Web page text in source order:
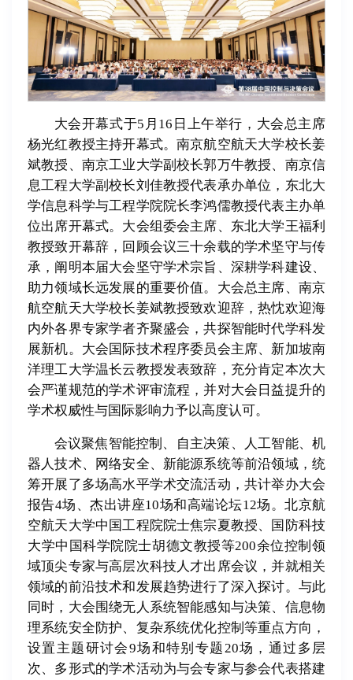
大会开幕式于5月16日上午举行，大会总主席
杨光红教授主持开幕式。南京航空航天大学校长姜
斌教授、南京工业大学副校长郭万牛教授、南京信
息工程大学副校长刘佳教授代表承办单位，东北大
学信息科学与工程学院院长李鸿儒教授代表主办单
位出席开幕式。大会组委会主席、东北大学王福利
教授致开幕辞，回顾会议三十余载的学术坚守与传
承，阐明本届大会坚守学术宗旨、深耕学科建设、
助力领域长远发展的重要价值。大会总主席、南京
航空航天大学校长姜斌教授致欢迎辞，热忱欢迎海
内外各界专家学者齐聚盛会，共探智能时代学科发
展新机。大会国际技术程序委员会主席、新加坡南
洋理工大学温长云教授发表致辞，充分肯定本次大
会严谨规范的学术评审流程，并对大会日益提升的
学术权威性与国际影响力予以高度认可。
会议聚焦智能控制、自主决策、人工智能、机
器人技术、网络安全、新能源系统等前沿领域，统
筹开展了多场高水平学术交流活动，共计举办大会
报告4场、杰出讲座10场和高端论坛12场。北京航
空航天大学中国工程院院士焦宗夏教授、国防科技
大学中国科学院院士胡德文教授等200余位控制领
域顶尖专家与高层次科技人才出席会议，并就相关
领域的前沿技术和发展趋势进行了深入探讨。与此
同时，大会围绕无人系统智能感知与决策、信息物
理系统安全防护、复杂系统优化控制等重点方向，
设置主题研讨会9场和特别专题20场，通过多层
次、多形式的学术活动为与会专家与参会代表搭建